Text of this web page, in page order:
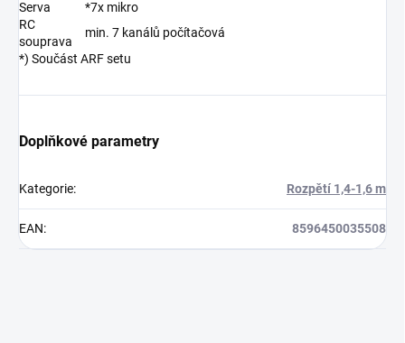
Serva
*7x mikro
RC
souprava
min. 7 kanálů počítačová
*) Součást ARF setu
Doplňkové parametry
Kategorie: Rozpětí 1,4-1,6 m
EAN: 8596450035508